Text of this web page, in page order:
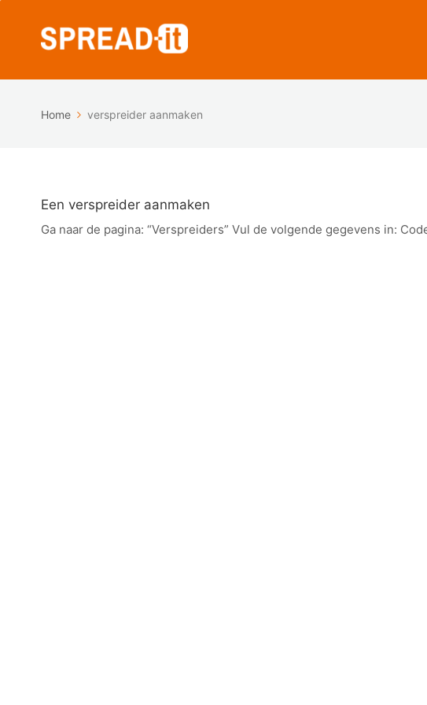
Home verspreider aanmaken
Een verspreider aanmaken
Ga naar de pagina: “Verspreiders” Vul de volgende gegevens in: